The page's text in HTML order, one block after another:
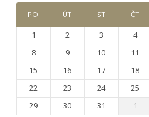
PO ÚT ST ČT
1 2 3 4
8
9 10 11
15
16 17 18
22
23 24 25
29
30 31 1